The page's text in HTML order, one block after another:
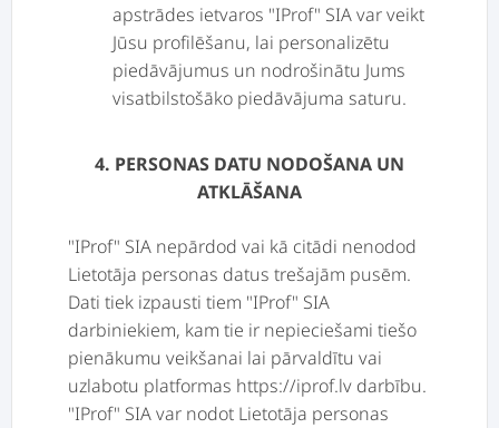
apstrādes ietvaros "IProf" SIA var veikt
Jūsu profilēšanu, lai personalizētu
piedāvājumus un nodrošinātu Jums
visatbilstošāko piedāvājuma saturu.
4. PERSONAS DATU NODOŠANA UN
ATKLĀŠANA
"IProf" SIA nepārdod vai kā citādi nenodod
Lietotāja personas datus trešajām pusēm.
Dati tiek izpausti tiem "IProf" SIA
darbiniekiem, kam tie ir nepieciešami tiešo
pienākumu veikšanai lai pārvaldītu vai
uzlabotu platformas https://iprof.lv darbību.
"IProf" SIA var nodot Lietotāja personas